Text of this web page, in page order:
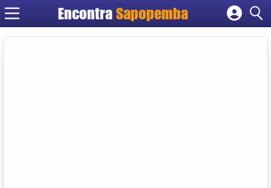
Encontra Sapopemba
Cadastrar empresa